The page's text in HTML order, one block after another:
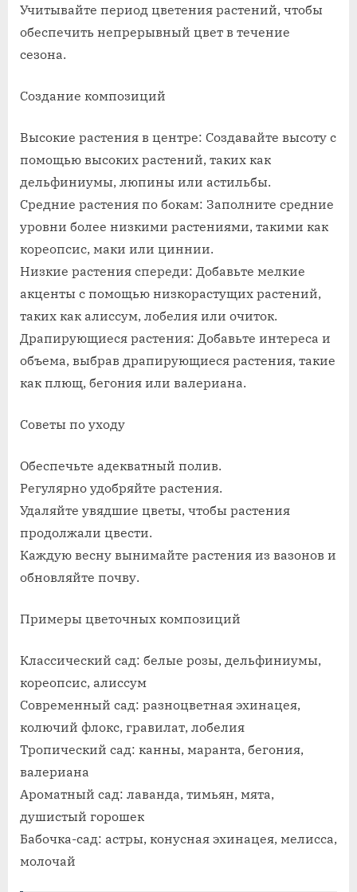
Учитывайте период цветения растений, чтобы
обеспечить непрерывный цвет в течение
сезона.
Создание композиций
Высокие растения в центре: Создавайте высоту с
помощью высоких растений, таких как
дельфиниумы, люпины или астильбы.
Средние растения по бокам: Заполните средние
уровни более низкими растениями, такими как
кореопсис, маки или циннии.
Низкие растения спереди: Добавьте мелкие
акценты с помощью низкорастущих растений,
таких как алиссум, лобелия или очиток.
Драпирующиеся растения: Добавьте интереса и
объема, выбрав драпирующиеся растения, такие
как плющ, бегония или валериана.
Советы по уходу
Обеспечьте адекватный полив.
Регулярно удобряйте растения.
Удаляйте увядшие цветы, чтобы растения
продолжали цвести.
Каждую весну вынимайте растения из вазонов и
обновляйте почву.
Примеры цветочных композиций
Классический сад: белые розы, дельфиниумы,
кореопсис, алиссум
Современный сад: разноцветная эхинацея,
колючий флокс, гравилат, лобелия
Тропический сад: канны, маранта, бегония,
валериана
Ароматный сад: лаванда, тимьян, мята,
душистый горошек
Бабочка-сад: астры, конусная эхинацея, мелисса,
молочай